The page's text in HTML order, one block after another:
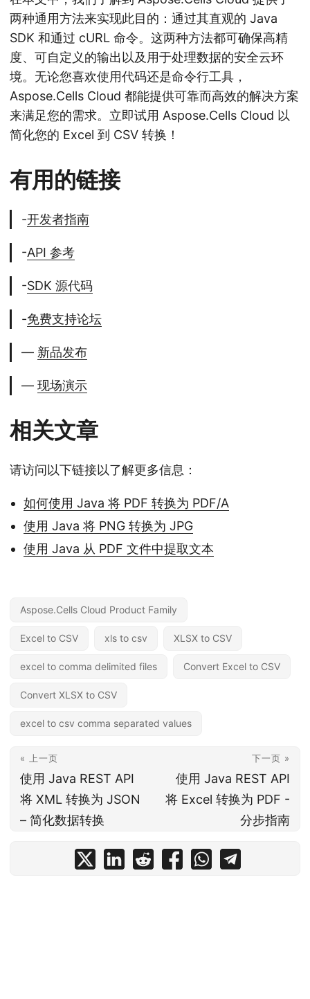
两种通用方法来实现此目的：通过其直观的 Java
SDK 和通过 cURL 命令。这两种方法都可确保高精
度、可自定义的输出以及用于处理数据的安全云环
境。无论您喜欢使用代码还是命令行工具，
Aspose.Cells Cloud 都能提供可靠而高效的解决方案
来满足您的需求。立即试用 Aspose.Cells Cloud 以
简化您的 Excel 到 CSV 转换！
有用的链接
-开发者指南
-API 参考
-SDK 源代码
-免费支持论坛
— 新品发布
— 现场演示
相关文章
请访问以下链接以了解更多信息：
如何使用 Java 将 PDF 转换为 PDF/A
使用 Java 将 PNG 转换为 JPG
使用 Java 从 PDF 文件中提取文本
Aspose.Cells Cloud Product Family
Excel to CSV xls to csv XLSX to CSV
excel to comma delimited files Convert Excel to CSV
Convert XLSX to CSV
excel to csv comma separated values
« 上一页
使用 Java REST API
将 XML 转换为 JSON
– 简化数据转换
下一页 »
使用 Java REST API
将 Excel 转换为 PDF -
分步指南